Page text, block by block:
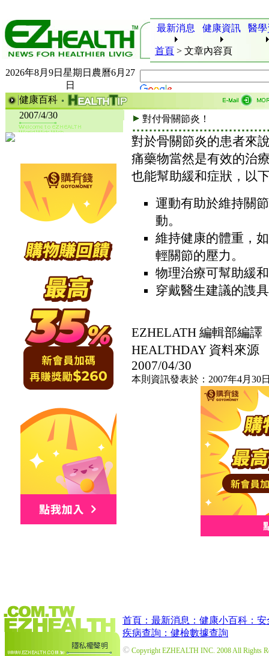
最新消息 健康資訊 醫
首頁 > 文章內容頁
2026年8月9日星期日農曆6月27
日
健康百科
2007/4/30
對付骨關節炎！
對於骨關節炎的患者來
痛藥物當然是有效的治
也能幫助緩和症狀，以
運動有助於維持關
動。
維持健康的體重，
輕關節的壓力。
物理治療可幫助緩
穿戴醫生建議的謢
EZHELATH 編輯部編譯
HEALTHDAY 資料來源
2007/04/30
本則資訊發表於：2007年4月30
首頁： 最新消息： 健康小百科： 安
疾病查詢： 健檢數據查詢
© Copyright EZHEALTH INC. 2008 All Rights